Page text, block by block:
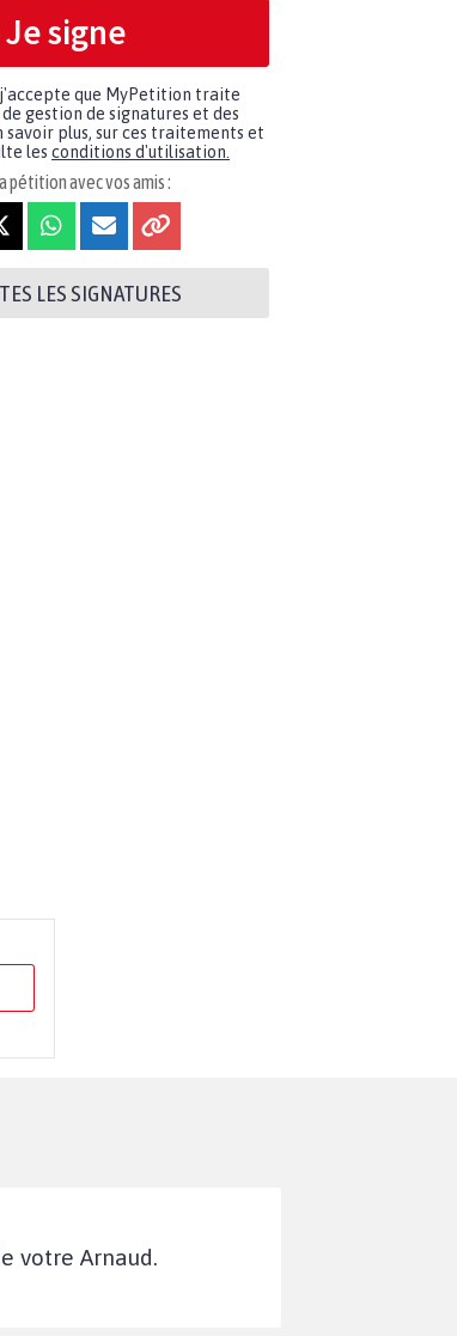
Je signe
que MyPetition traite
de gestion de signatures et des
savoir plus, sur ces traitements et
les conditions d'utilisation.
pétition avec vos amis :
LES SIGNATURES
votre Arnaud.